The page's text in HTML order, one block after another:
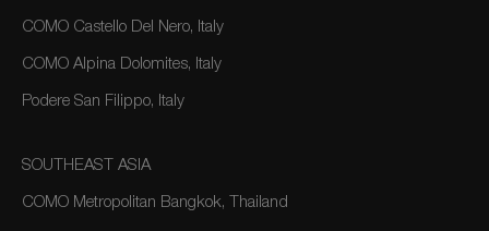
COMO Castello Del Nero, Italy
COMO Alpina Dolomites, Italy
Podere San Filippo, Italy
SOUTHEAST ASIA
COMO Metropolitan Bangkok, Thailand